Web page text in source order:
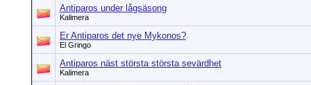
Antiparos under lågsäsong
Kalimera
Er Antiparos det nye Mykonos?
El Gringo
Antiparos näst största största sevärdhet
Kalimera